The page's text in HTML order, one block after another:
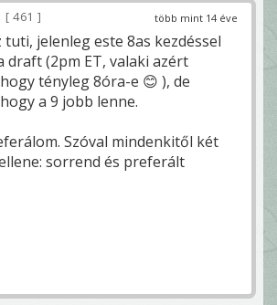
több mint 14 éve
461
tuti, jelenleg este 8as kezdéssel
draft (2pm ET, valaki azért
tényleg 8óra-e 😊 ), de
a 9 jobb lenne.
Szóval mindenkitől két
sorrend és preferált